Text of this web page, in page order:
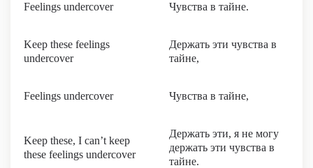
Feelings undercover Чувства в тайне.
Keep these feelings
undercover
Держать эти чувства в
тайне,
Feelings undercover Чувства в тайне,
Keep these, I can’t keep
these feelings undercover
Держать эти, я не могу
держать эти чувства в
тайне.